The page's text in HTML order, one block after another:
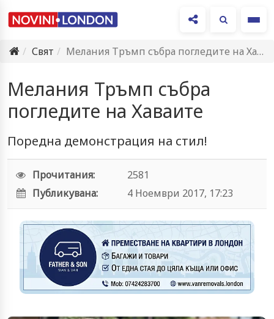
Свят
Мелания Тръмп събра погледите на Хаваите
Мелания Тръмп събра
погледите на Хаваите
Поредна демонстрация на стил!
Прочитания:
2581
Публикувана:
4 Ноември 2017, 17:23